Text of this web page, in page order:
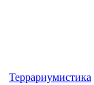
Террариумистика